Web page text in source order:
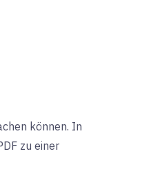
können. In
zu einer